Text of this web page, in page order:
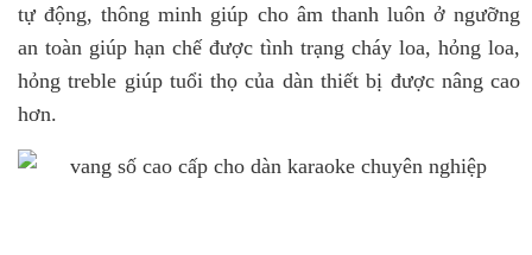
tự động, thông minh giúp cho âm thanh luôn ở ngưỡng
an toàn giúp hạn chế được tình trạng cháy loa, hỏng loa,
hỏng treble giúp tuổi thọ của dàn thiết bị được nâng cao
hơn.